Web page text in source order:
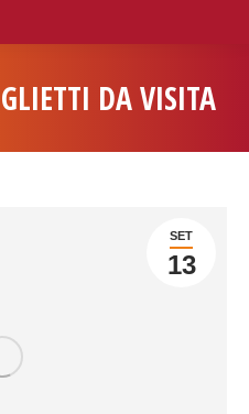
DA VISITA
SET
13